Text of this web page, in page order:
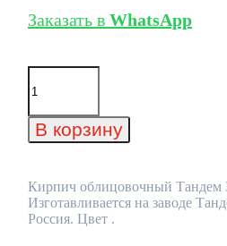
Заказать в WhatsApp
Количество
товара
облицовочный
Тандем
мм
В корзину
Кирпич облицовочный Тандем
Изготавливается на заводе
Россия. Цвет .